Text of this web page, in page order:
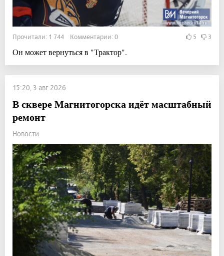
Прочитали: 1 744 Комментарии: 0 5 3
Он может вернуться в "Трактор".
15:20, 3 авг 2026
В сквере Магнитогорска идёт масштабный
ремонт
Новости